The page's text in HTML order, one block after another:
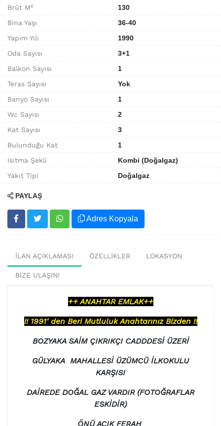
Brüt M²
130
Bina Yaşı
36-40
Yapım Yılı
1990
Oda Sayısı
3+1
Balkon Sayısı
1
Teras Sayısı
Yok
Banyo Sayısı
1
Wc Sayısı
2
Kat Sayısı
3
Bulunduğu Kat
1
Isıtma Şekli
Kombi (Doğalgaz)
Yakıt Tipi
Doğalgaz
PAYLAŞ
Adres Kopyala
İLAN AÇIKLAMASI ÖZELLİKLER LOKASYON
BİZE ULAŞIN!
++ ANAHTAR EMLAK++
!! 1991' den Beri Mutluluk Anahtarınız Bizden !!
BOZYAKA SAİM ÇIKRIKÇI CADDDESİ ÜZERİ
GÜLYAKA MAHALLESİ ÜZÜMCÜ İLKOKULU
KARŞISI
DAİREDE DOĞAL GAZ VARDIR (FOTOĞRAFLAR
ESKİDİR)
ÖNÜ AÇIK FERAH